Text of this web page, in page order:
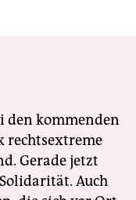
den kommenden
rechtsextreme
Gerade jetzt
Auch